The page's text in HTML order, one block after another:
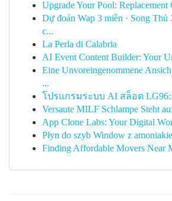
Upgrade Your Pool:
Dự đoán Wap 3 miền · Song
c...
La Perla di Calabria
AI Event Content Builder: Your
Eine Unvoreingenommene
...
โปรแกรมระบบ AI สล็อต
Versaute MILF Schlampe Steht
App Clone Labs: Your Digital
Płyn do szyb Window z
Finding Affordable Movers Near